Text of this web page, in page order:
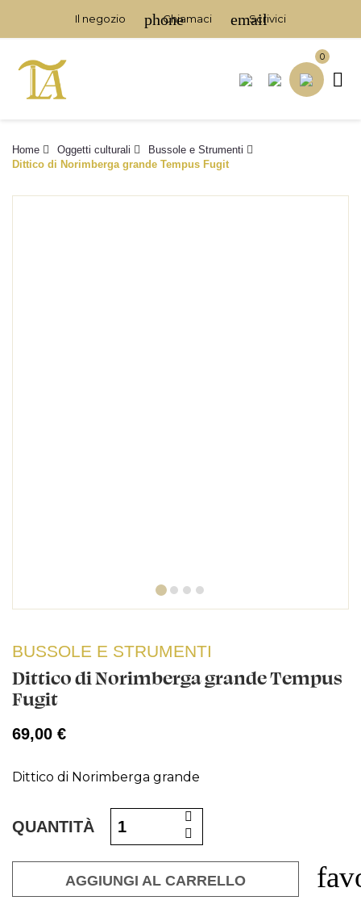
Il negozio phone
Chiamaci email
Scrivici

0
Home Oggetti culturali
Bussole e Strumenti
Dittico di Norimberga grande Tempus Fugit
BUSSOLE E STRUMENTI
Dittico di Norimberga grande Tempus
Fugit
69,00 €
Dittico di Norimberga grande
QUANTITÀ
AGGIUNGI AL CARRELLO